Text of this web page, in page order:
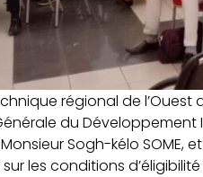
régional de l’Ouest
du
Sogh-kélo SOME,
les conditions